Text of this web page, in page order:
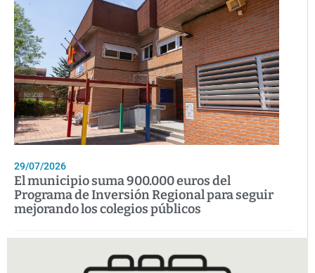
29/07/2026
El municipio suma 900.000 euros del
Programa de Inversión Regional para seguir
mejorando los colegios públicos